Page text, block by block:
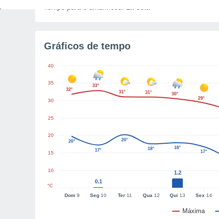
Gráficos de tempo
Máxima
Dom9 Seg 10 Ter11 Qua 12 Qui 13 Sex 14
10
15
20
25
30
35
40
°C
0.1
1.2
32°
33°
31°
31°
30°
29°
20°
17°
20°
18°
18°
17°